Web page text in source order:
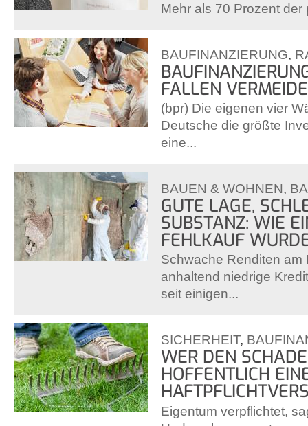
Mehr als 70 Prozent der
BAUFINANZIERUNG,
FALLEN
(bpr) Die eigenen vier
Deutsche die größte
eine...
BAUEN & WOHNEN,
GUTE LAGE,
SUBSTANZ: WIE
FEHLKAUF
Schwache Renditen am
anhaltend niedrige
seit einigen...
SICHERHEIT,
WER DEN
HOFFENTLICH
Eigentum verpflichtet,